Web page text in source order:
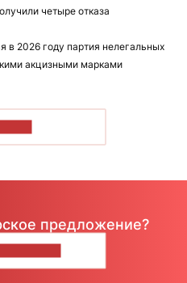
четыре отказа
в 2026 году партия нелегальных
акцизными марками
предложение?